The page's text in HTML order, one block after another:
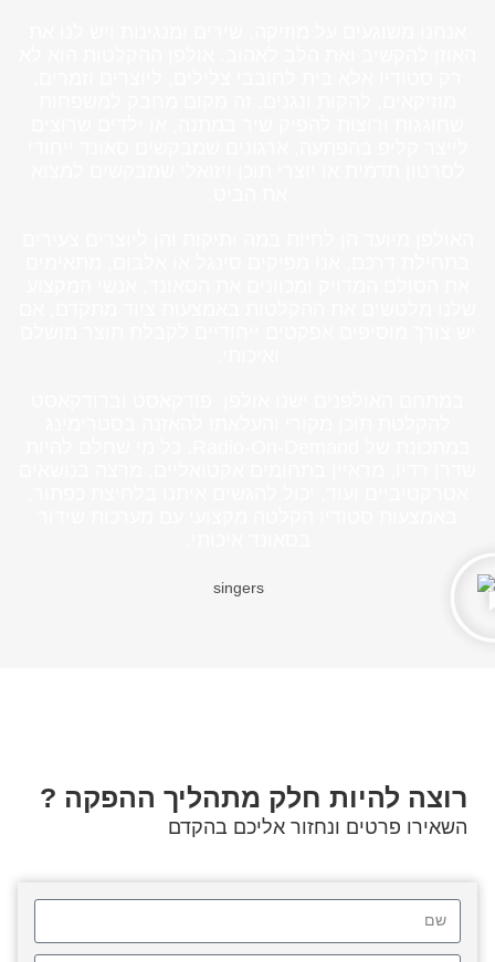
רוצה להיות חלק מתהליך ההפקה ?
השאירו פרטים ונחזור אליכם בהקדם